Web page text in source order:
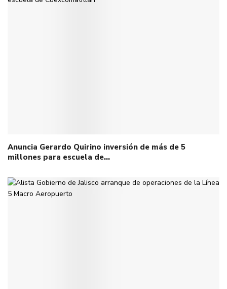
Anuncia Gerardo Quirino inversión de más de 5
millones para escuela de…